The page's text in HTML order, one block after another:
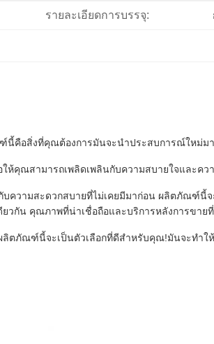
รายละเอียดการบรรจุ:
ฑ์นี้คือสิ่งที่คุณต้องการมันจะนําประสบการณ์ใหม่
คุณสามารถเพลิดเพลินกับความสบายใจและคว
วามสะดวกสบายที่ไม่เคยมีมาก่อน ผลิตภัณฑ์นี้
วกัน คุณภาพที่น่าเชื่อถือและบริการหลังการขา
ภัณฑ์นี้จะเป็นตัวเลือกที่ดีสําหรับคุณ!มันจะทํา